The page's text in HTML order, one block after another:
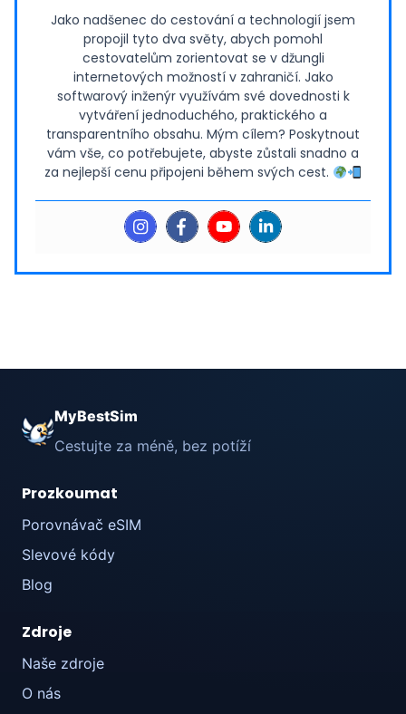
Jako nadšenec do cestování a technologií jsem
propojil tyto dva světy, abych pomohl
cestovatelům zorientovat se v džungli
internetových možností v zahraničí. Jako
softwarový inženýr využívám své dovednosti k
vytváření jednoduchého, praktického a
transparentního obsahu. Mým cílem? Poskytnout
vám vše, co potřebujete, abyste zůstali snadno a
za nejlepší cenu připojeni během svých cest.
MyBestSim
Cestujte za méně, bez potíží
Prozkoumat
Porovnávač eSIM
Slevové kódy
Blog
Zdroje
Naše zdroje
O nás